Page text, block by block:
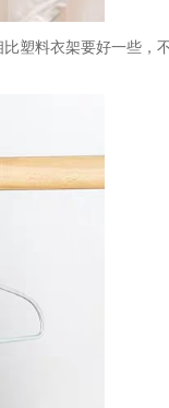
塑料衣架要好一些，